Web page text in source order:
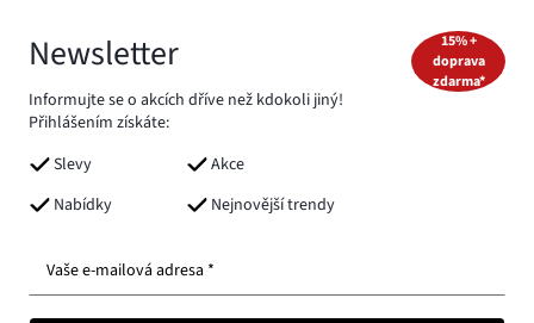
Newsletter
Informujte se o akcích dříve než kdokoli jiný!
Přihlášením získáte:
Slevy
Akce
Nabídky
Nejnovější trendy
15% +
doprava
zdarma*
Vaše e-mailová adresa *